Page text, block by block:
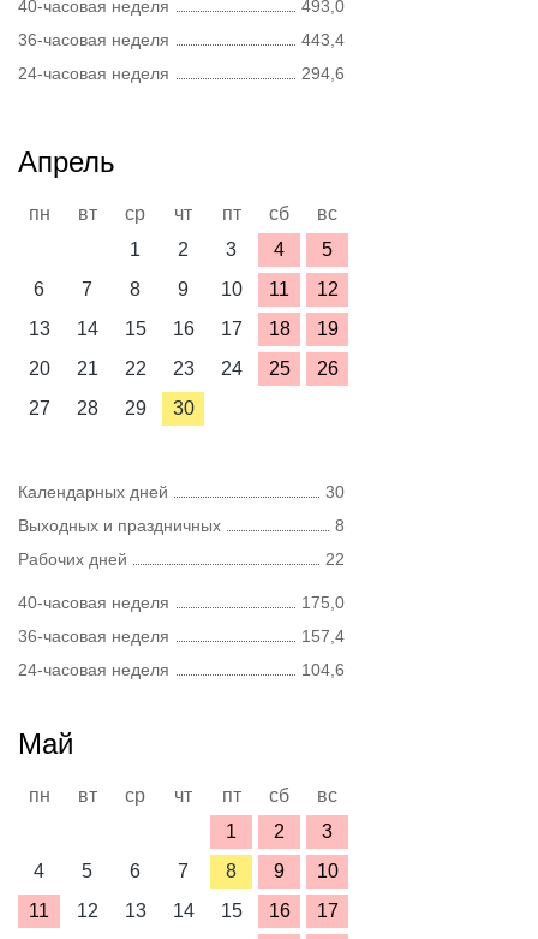
40-часовая неделя
493,0
36-часовая неделя
443,4
24-часовая неделя
294,6
Апрель
пн вт ср чт пт сб
вс
1
2 3 4
5
6
7 8 9 10 11
12
13
14 15 16 17 18
19
20
21 22 23 24 25
26
27
28 29 30
Календарных дней
30
Выходных и праздничных
8
Рабочих дней
22
40-часовая неделя
175,0
36-часовая неделя
157,4
24-часовая неделя
104,6
Май
пн вт ср чт пт сб
вс
1
2
3
4
5 6 7 8 9
10
11
12 13 14 15 16
17